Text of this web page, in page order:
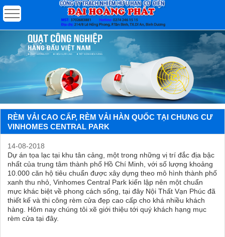
RÈM VẢI CAO CẤP, RÈM VẢI HÀN QUỐC TẠI CHUNG CƯ
VINHOMES CENTRAL PARK
14-08-2018
Dự án tọa lạc tại khu tân cảng, một trong những vị trí đắc địa bậc
nhất của trung tâm thành phố Hồ Chí Minh, với số lượng khoảng
10.000 căn hộ tiêu chuẩn được xây dựng theo mô hình thành phố
xanh thu nhỏ, Vinhomes Central Park kiến lập nên một chuẩn
mực khác biệt về phong cách sống, tại đây Nội Thất Vạn Phúc đã
thiết kế và thi công rèm cửa đẹp cao cấp cho khá nhiều khách
hàng. Hôm nay chúng tôi xẽ giới thiệu tới quý khách hạng mục
rèm cửa tại đây.